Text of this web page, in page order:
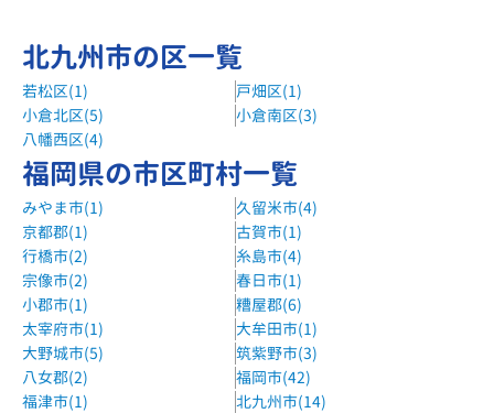
北九州市の区一覧
若松区(1)
戸畑区(1)
小倉北区(5)
小倉南区(3)
八幡西区(4)
福岡県の市区町村一覧
みやま市(1)
久留米市(4)
京都郡(1)
古賀市(1)
行橋市(2)
糸島市(4)
宗像市(2)
春日市(1)
小郡市(1)
糟屋郡(6)
太宰府市(1)
大牟田市(1)
大野城市(5)
筑紫野市(3)
八女郡(2)
福岡市(42)
福津市(1)
北九州市(14)